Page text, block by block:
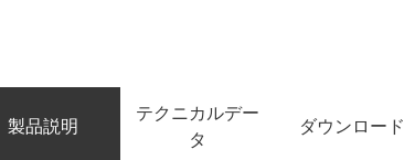
製品説明
テクニカルデー
タ
ダウンロード